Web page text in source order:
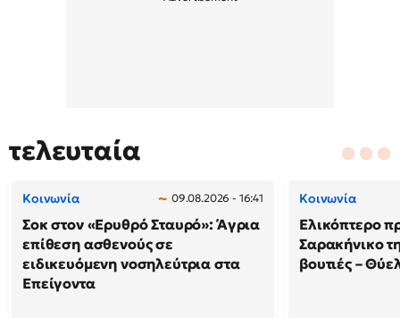
τελευταία
Κοινωνία 09.08.2026 - 16:41
Σοκ στον «Ερυθρό Σταυρό»: Άγρια
επίθεση ασθενούς σε
ειδικευόμενη νοσηλεύτρια στα
Επείγοντα
Κοινωνία
Ελικόπτερο
Σαρακήνικο
βουτιές –